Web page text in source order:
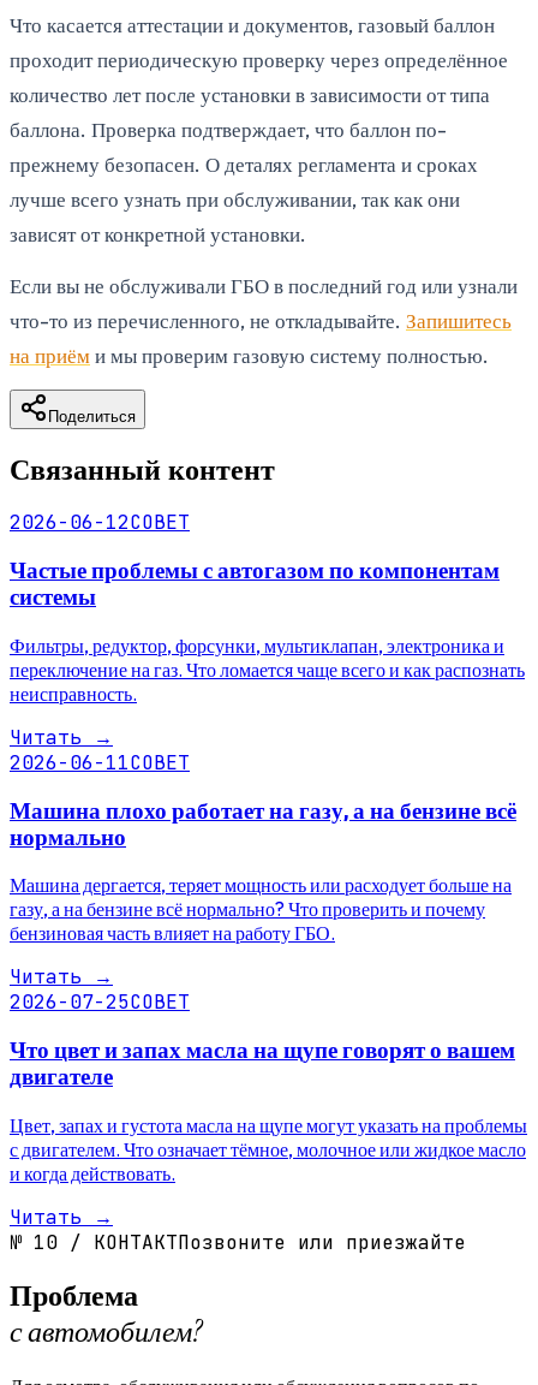
Что касается аттестации и документов, газовый баллон
проходит периодическую проверку через определённое
количество лет после установки в зависимости от типа
баллона. Проверка подтверждает, что баллон по-
прежнему безопасен. О деталях регламента и сроках
лучше всего узнать при обслуживании, так как они
зависят от конкретной установки.
Если вы не обслуживали ГБО в последний год или узнали
что-то из перечисленного, не откладывайте. Запишитесь
на приёми мы проверим газовую систему полностью.
Поделиться
Связанный контент
2026-06-12СОВЕТ
Частые проблемы с автогазом по компонентам
системы
Фильтры, редуктор, форсунки, мультиклапан, электроника и
переключение на газ. Что ломается чаще всего и как распознать
неисправность.
Читать →
2026-06-11СОВЕТ
Машина плохо работает на газу, а на бензине всё
нормально
Машина дергается, теряет мощность или расходует больше на
газу, а на бензине всё нормально? Что проверить и почему
бензиновая часть влияет на работу ГБО.
Читать →
2026-07-25СОВЕТ
Что цвет и запах масла на щупе говорят о вашем
двигателе
Цвет, запах и густота масла на щупе могут указать на проблемы
с двигателем. Что означает тёмное, молочное или жидкое масло
и когда действовать.
Читать →
№ 10 / КОНТАКТПозвоните или приезжайте
Проблема
с автомобилем?